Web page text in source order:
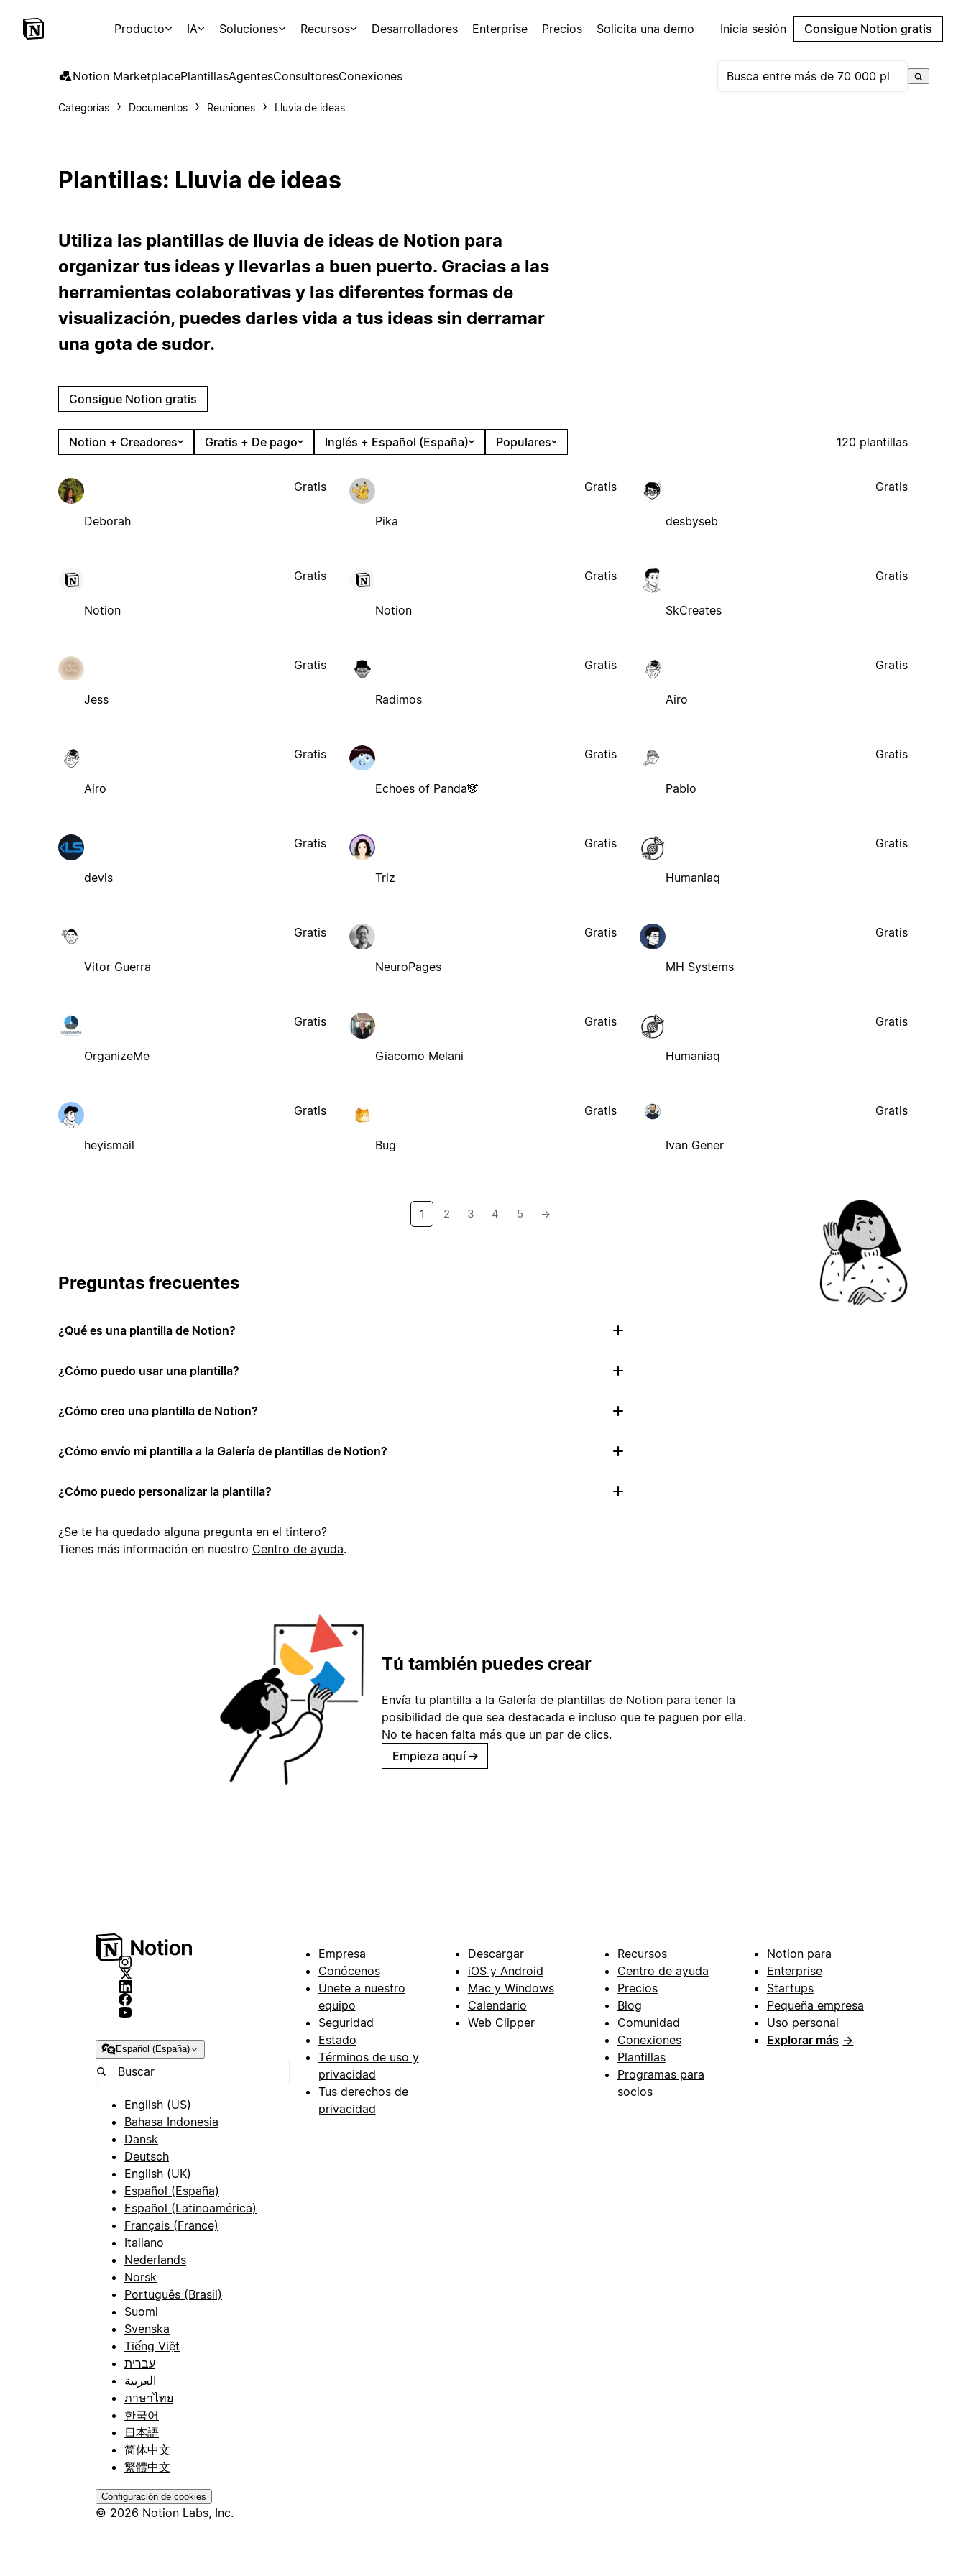
Producto IA Soluciones Recursos Desarrolladores Enterprise Precios Solicita una demo Inicia sesión Consigue Notion gratis
Notion MarketplacePlantillasAgentesConsultoresConexiones
Categorías Documentos Reuniones Lluvia de ideas
Plantillas: Lluvia de ideas
Utiliza las plantillas de lluvia de ideas de Notion para
organizar tus ideas y llevarlas a buen puerto. Gracias a las
herramientas colaborativas y las diferentes formas de
visualización, puedes darles vida a tus ideas sin derramar
una gota de sudor.
Consigue Notion gratis
Notion + Creadores Gratis + De pago Inglés + Español (España) Populares 120 plantillas
Deborah
Gratis
Pika
Gratis
desbyseb
Gratis
Notion
Gratis
Notion
Gratis
SkCreates
Gratis
Jess
Gratis
Radimos
Gratis
Airo
Gratis
Airo
Gratis
Echoes of Panda🐼
Gratis
Pablo
Gratis
devls
Gratis
Triz
Gratis
Humaniaq
Gratis
Vitor Guerra
Gratis
NeuroPages
Gratis
MH Systems
Gratis
OrganizeMe
Gratis
Giacomo Melani
Gratis
Humaniaq
Gratis
heyismail
Gratis
Bug
Gratis
Ivan Gener
Gratis
1 2 3 4 5 →
Preguntas frecuentes
¿Qué es una plantilla de Notion?
¿Cómo puedo usar una plantilla?
¿Cómo creo una plantilla de Notion?
¿Cómo envío mi plantilla a la Galería de plantillas de Notion?
¿Cómo puedo personalizar la plantilla?
¿Se te ha quedado alguna pregunta en el tintero?
Tienes más información en nuestro Centro de ayuda.
Tú también puedes crear
Envía tu plantilla a la Galería de plantillas de Notion para tener la
posibilidad de que sea destacada e incluso que te paguen por ella.
No te hacen falta más que un par de clics.
Empieza aquí →
Español (España)
English (US)
Bahasa Indonesia
Dansk
Deutsch
English (UK)
Español (España)
Español (Latinoamérica)
Français (France)
Italiano
Nederlands
Norsk
Português (Brasil)
Suomi
Svenska
Tiếng Việt
עברית
العربية
ภาษาไทย
한국어
日本語
简体中文
繁體中文
Configuración de cookies
© 2026 Notion Labs, Inc.
Empresa
Conócenos
Únete a nuestro
equipo
Seguridad
Estado
Términos de uso y
privacidad
Tus derechos de
privacidad
Descargar
iOS y Android
Mac y Windows
Calendario
Web Clipper
Recursos
Centro de ayuda
Precios
Blog
Comunidad
Conexiones
Plantillas
Programas para
socios
Notion para
Enterprise
Startups
Pequeña empresa
Uso personal
Explorar más →